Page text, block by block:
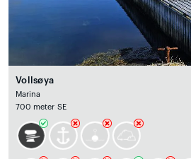
Vollsøya
Marina
700 meter SE